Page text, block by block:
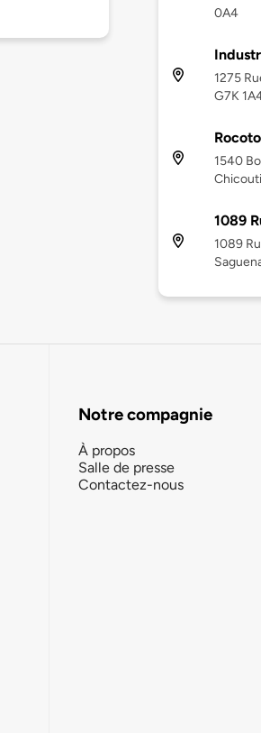
0A4
1275
G7K
1540
1089
1089
Notre compagnie
À propos
Salle de presse
Contactez-nous